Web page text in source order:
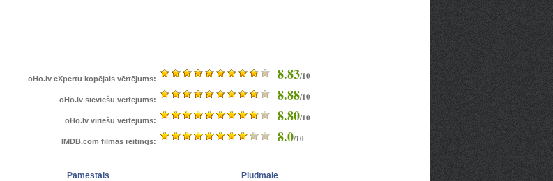
oHo.lv eXpertu kopējais vērtējums: 8.83/10
oHo.lv sieviešu vērtējums: 8.88/10
oHo.lv vīriešu vērtējums: 8.80/10
IMDB.com filmas reitings: 8.0/10
Pamestais Pludmale